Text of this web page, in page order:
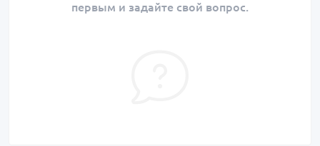
первым и задайте свой вопрос.